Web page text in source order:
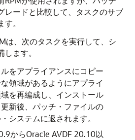
レードと比較して、タスクのサブ
。
は、次のタスクを実行して、シ
ます。
をアプライアンスにコピー
領域があるようにアプライ
を再編成し、インストール
新後、パッチ・ファイルの
システムに返されます。
からOracle AVDF 20.10以